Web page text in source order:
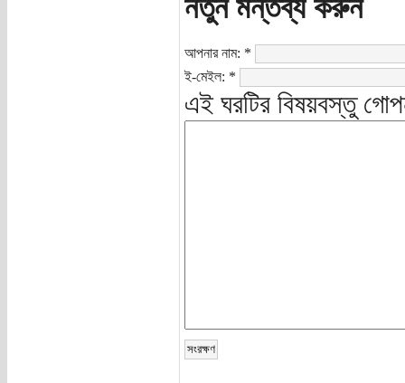
নতুন মন্তব্য করুন
আপনার নাম: *
ই-মেইল: *
এই ঘরটির বিষয়বস্তু